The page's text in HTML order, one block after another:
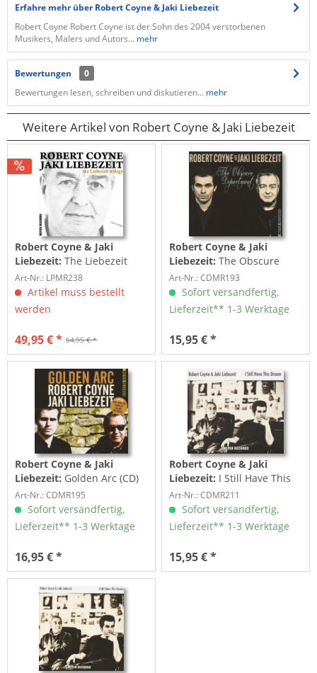
Erfahre mehr über Robert Coyne & Jaki Liebezeit
Robert Coyne Robert Coyne ist der Sohn des 2004 verstorbenen
Musikers, Malers und Autors... mehr
Bewertungen
0
Bewertungen lesen, schreiben und diskutieren... mehr
Weitere Artikel von Robert Coyne & Jaki Liebezeit
Robert Coyne & Jaki
Liebezeit:The Liebezeit
Trilogy (3-LP, 180g Vinyl &
7inch...
Art-Nr.: LPMR238
Artikel muss bestellt
werden
64,95 € *
49,95 € *
Robert Coyne & Jaki
Liebezeit:The Obscure
Department (CD)
Art-Nr.: CDMR193
Sofort versandfertig,
Lieferzeit** 1-3 Werktage
15,95 € *
Robert Coyne & Jaki
Liebezeit: Golden Arc (CD)
Art-Nr.: CDMR195
Sofort versandfertig,
Lieferzeit** 1-3 Werktage
16,95 € *
Robert Coyne & Jaki
Liebezeit: I Still Have This
Dream (CD)
Art-Nr.: CDMR211
Sofort versandfertig,
Lieferzeit** 1-3 Werktage
15,95 € *